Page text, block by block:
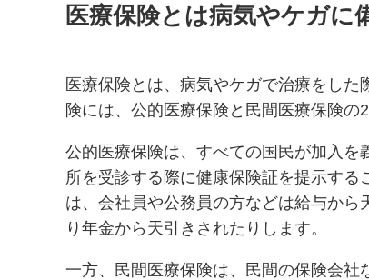
医療保険とは病気やケガに
医療保険とは、病気やケガで治療をし
険には、公的医療保険と民間医療保険の
公的医療保険は、すべての国民が加入
所を受診する際に健康保険証を提示す
は、会社員や公務員の方などは給与か
り年金から天引きされたりします。
一方、民間医療保険は、民間の保険会